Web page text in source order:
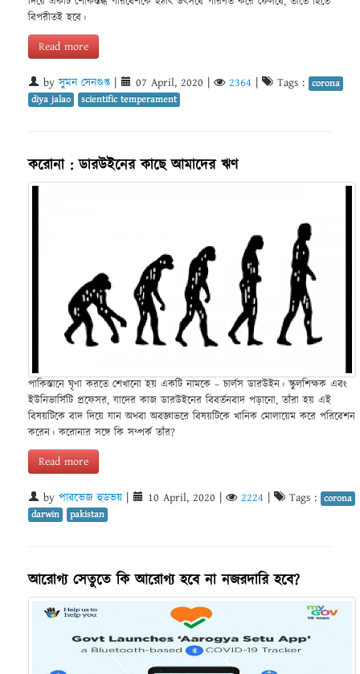
বিপরীতই হবে।
Read more
byসুমন সেনগুপ্ত | 07 April, 2020 | 2364 | Tags : corona
diya jalao
scientific temperament
করোনা : ডারউইনের কাছে আমাদের ঋণ
পাকিস্তানে ঘৃণা করতে শেখানো হয় একটি নামকে – চার্লস ডারউইন। স্কুলশিক্ষক এবং
ইউনিভার্সিটি প্রফেসর, যাদের কাজ ডারউইনের বিবর্তনবাদ পড়ানো, তাঁরা হয় এই
বিষয়টিকে বাদ দিয়ে যান অথবা অবজ্ঞাভরে বিষয়টিকে খানিক মোলায়েম করে পরিবেশন
করেন। করোনার সঙ্গে কি সম্পর্ক তাঁর?
Read more
by পারভেজ হুডভয় | 10 April, 2020 | 2224 | Tags : corona
darwin
pakistan
আরোগ্য সেতুতে কি আরোগ্য হবে না নজরদারি হবে?